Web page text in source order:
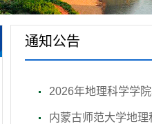
通知公告
2026年地理科学学
内蒙古师范大学地